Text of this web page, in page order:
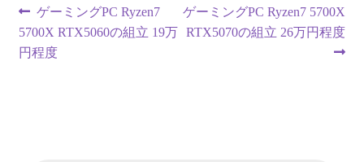
投
稿
前
の
投
ゲーミングPC Ryzen7
5700X RTX5060の組立 19万
円程度
次
の
ゲーミングPC Ryzen7 5700X
RTX5070の組立 26万円程度